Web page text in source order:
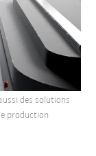
des solutions
production